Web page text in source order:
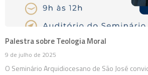
Palestra sobre Teologia Moral
9 de julho de 2025
O Seminário Arquidiocesano de São José